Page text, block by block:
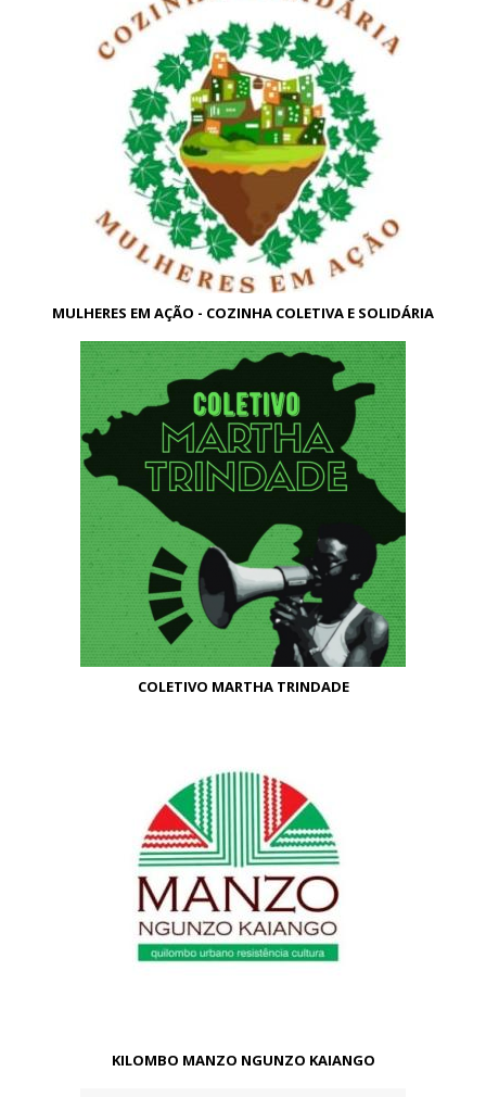
MULHERES EM AÇÃO - COZINHA COLETIVA E SOLIDÁRIA
COLETIVO MARTHA TRINDADE
KILOMBO MANZO NGUNZO KAIANGO